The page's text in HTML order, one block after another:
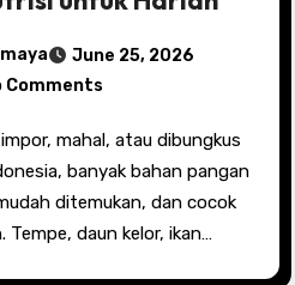
June 25, 2026
Comments
banyak bahan pangan
ditemukan, dan cocok
Tempe, daun kelor, ikan…